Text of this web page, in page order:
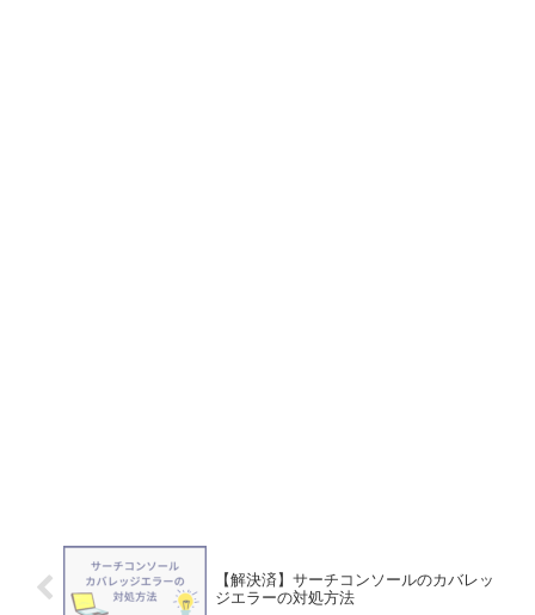
【解決済】サーチコンソールのカバレッ
ジエラーの対処方法